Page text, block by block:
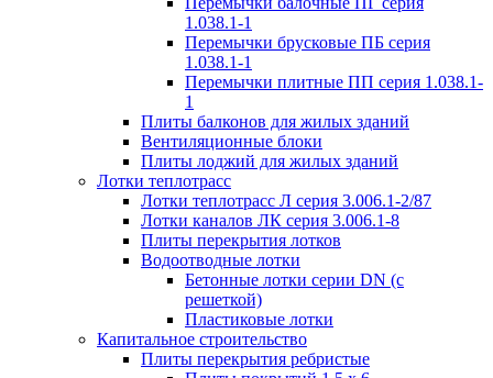
1.038.1-1
Перемычки брусковые ПБ серия
1.038.1-1
Перемычки плитные ПП серия 1.038.1-
1
Плиты балконов для жилых зданий
Вентиляционные блоки
Плиты лоджий для жилых зданий
Лотки теплотрасс
Лотки теплотрасс Л серия 3.006.1-2/87
Лотки каналов ЛК серия 3.006.1-8
Плиты перекрытия лотков
Водоотводные лотки
Бетонные лотки серии DN (с
решеткой)
Пластиковые лотки
Капитальное строительство
Плиты перекрытия ребристые